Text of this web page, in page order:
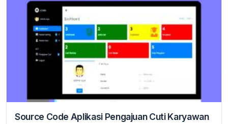
Source Code Aplikasi Pengajuan Cuti Karyawan